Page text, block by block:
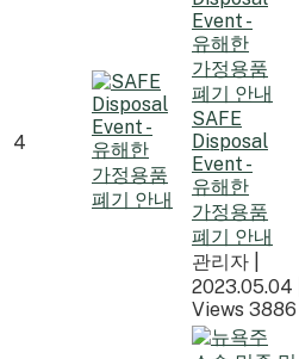
4
SAFE
Disposal
Event -
유해한
가정용품
폐기 안내
관리자
2023.05.04
Views 3886